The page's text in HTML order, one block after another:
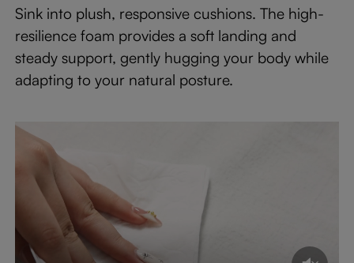
Sink into plush, responsive cushions. The high-
resilience foam provides a soft landing and
steady support, gently hugging your body while
adapting to your natural posture.